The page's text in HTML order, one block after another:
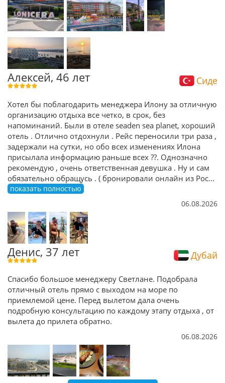
Алексей, 46 лет Сиде
Хотел бы поблагодарить менеджера Илону за отличную
организацию отдыха все четко, в срок, без
напоминаний. Были в отеле seaden sea planet, хороший
отель . Отлично отдохнули . Рейс переносили три раза ,
задержали на сутки, но обо всех изменениях Илона
присылала информацию раньше всех ??. Однозначно
рекомендую , очень ответственная девушка . Ну и сам
обязательно обращусь . ( бронировали онлайн из Рос...
показать полностью
06.08.2026
Денис, 37 лет Дубай
Спасибо большое менеджеру Светлане. Подобрала
отличный отель прямо с выходом на море по
приемлемой цене. Перед вылетом дала очень
подробную консультацию по каждому этапу отдыха , от
вылета до прилета обратно.
06.08.2026